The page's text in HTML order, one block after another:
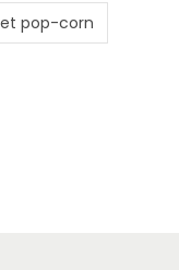
pop-corn